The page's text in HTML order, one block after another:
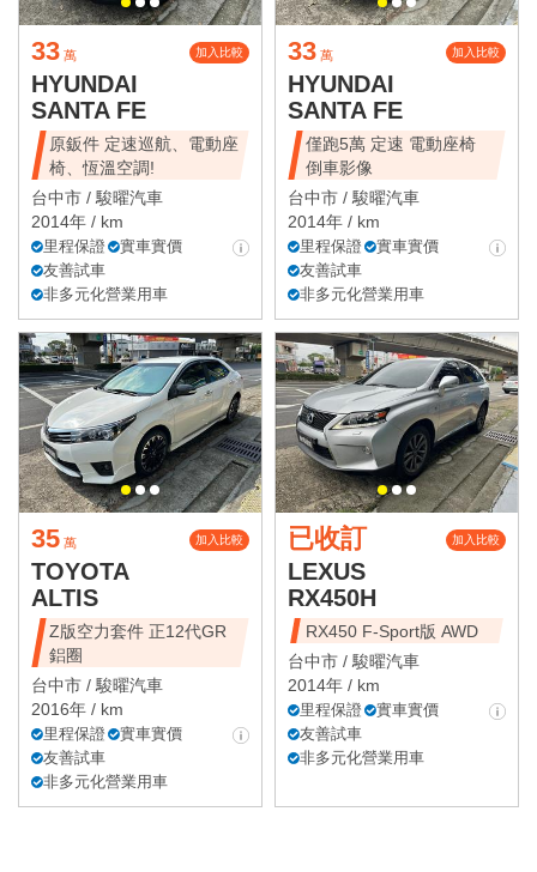
33 萬 加入比較
HYUNDAI
SANTA FE
原鈑件 定速巡航、電動座
椅、恆溫空調!
台中市 /駿曜汽車
2014年 / km
里程保證
實車實價
友善試車
非多元化營業用車
33 萬 加入比較
HYUNDAI
SANTA FE
僅跑5萬 定速 電動座椅
倒車影像
台中市 /駿曜汽車
2014年 / km
里程保證
實車實價
友善試車
非多元化營業用車
35 萬 加入比較
TOYOTA
ALTIS
Z版空力套件 正12代GR
鋁圈
台中市 /駿曜汽車
2016年 / km
里程保證
實車實價
友善試車
非多元化營業用車
已收訂 加入比較
LEXUS
RX450H
RX450 F-Sport版 AWD
台中市 /駿曜汽車
2014年 / km
里程保證
實車實價
友善試車
非多元化營業用車